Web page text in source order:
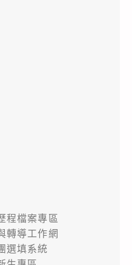
程檔案專區
轉導工作網
選填系統